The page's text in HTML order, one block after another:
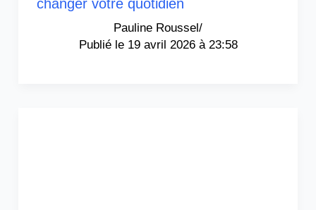
changer votre quotidien
Pauline Roussel/
19 avril 2026 à 23:58